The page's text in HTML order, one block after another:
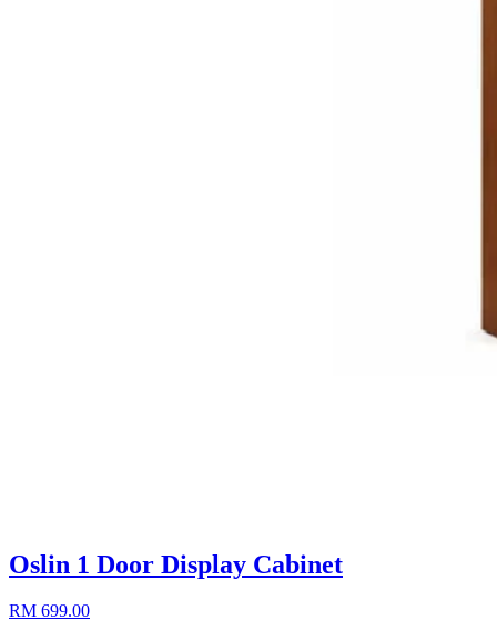
Oslin 1 Door Display Cabinet
RM 699.00